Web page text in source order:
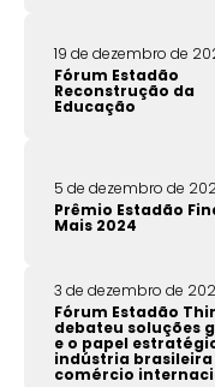
19 de dezembro de
Fórum Estadão
Reconstrução da
Educação
5 de dezembro de
Prêmio Estadão
Mais 2024
3 de dezembro de
Fórum Estadão
debateu soluções
e o papel
indústria brasileira
comércio